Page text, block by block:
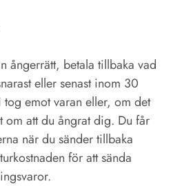
ångerrätt, betala tillbaka vad
eller senast inom 30
emot varan eller, om det
om att du ångrat dig. Du får
när du sänder tillbaka
för att sända